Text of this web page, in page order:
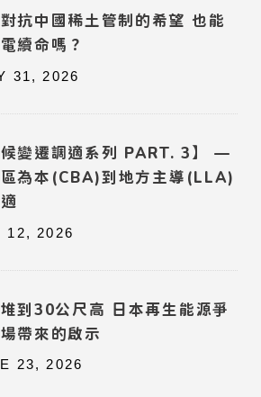
抗中國稀土管制的希望 也能
續命嗎？
31, 2026
候變遷調適系列 PART. 3】 —
為本(CBA)到地方主導(LLA)
12, 2026
到30公尺高 日本再生能源爭
帶來的啟示
23, 2026